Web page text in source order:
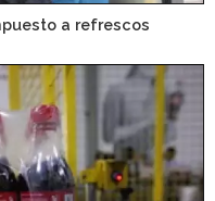
a refrescos